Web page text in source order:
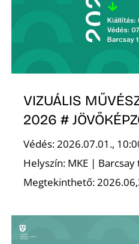
VIZUÁLIS
2026 #
Védés: 2026.07.01.,
Helyszín: MKE |
Megtekinthető: